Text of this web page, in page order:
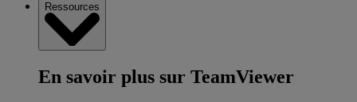
Ressources
En savoir plus sur TeamViewer